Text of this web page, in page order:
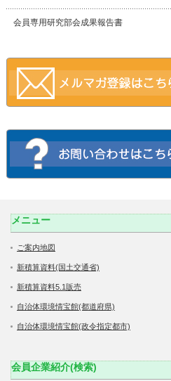
会員専用研究部会成果報告書
メニュー
ご案内地図
新積算資料(国土交通省)
新積算資料5.1販売
自治体環境情宝館(都道府県)
自治体環境情宝館(政令指定都市)
会員企業紹介(検索)